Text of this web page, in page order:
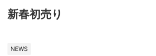
新春初売り
NEWS